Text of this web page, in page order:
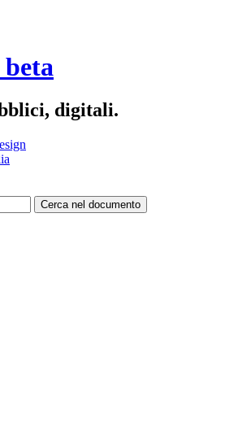
beta
digitali.
Cerca nel documento